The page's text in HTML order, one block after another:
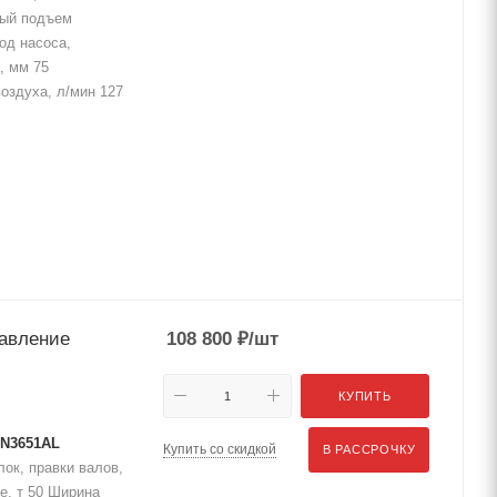
подъем
насоса,
мм 75
л/мин 127
правки валов,
т 50 Ширина
108 800 ₽/шт
КУПИТЬ
Купить со скидкой В РАССРОЧКУ